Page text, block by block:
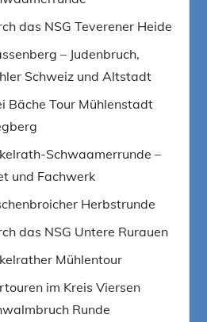
das NSG Teverener Heide
– Judenbruch,
Schweiz und Altstadt
Bäche Tour Mühlenstadt
Schwaamerrunde –
und Fachwerk
Herbstrunde
das NSG Untere Rurauen
Mühlentour
im Kreis Viersen
Runde